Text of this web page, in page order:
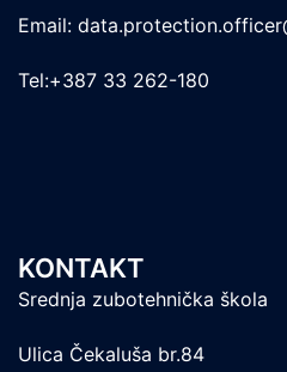
Email:
Tel:+387 33 262-180
KONTAKT
Srednja zubotehnička škola
Ulica Čekaluša br.84